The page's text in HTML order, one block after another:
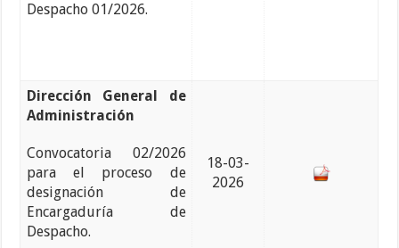
Despacho 01/2026.
Dirección General de
Administración
Convocatoria 02/2026
para el proceso de
designación de
Encargaduría de
Despacho.
18-03-
2026